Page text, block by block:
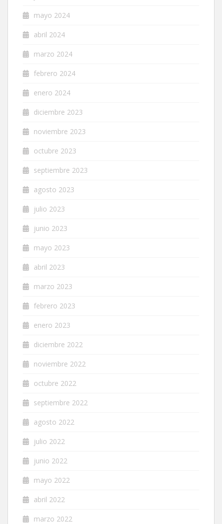
mayo 2024
abril 2024
marzo 2024
febrero 2024
enero 2024
diciembre 2023
noviembre 2023
octubre 2023
septiembre 2023
agosto 2023
julio 2023
junio 2023
mayo 2023
abril 2023
marzo 2023
febrero 2023
enero 2023
diciembre 2022
noviembre 2022
octubre 2022
septiembre 2022
agosto 2022
julio 2022
junio 2022
mayo 2022
abril 2022
marzo 2022